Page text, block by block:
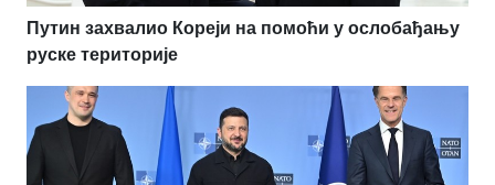
Путин захвалио Кореји на помоћи у ослобађању
руске територије